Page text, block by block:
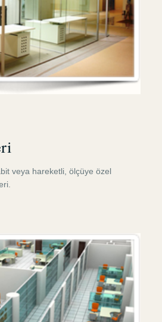
veya hareketli, ölçüye özel